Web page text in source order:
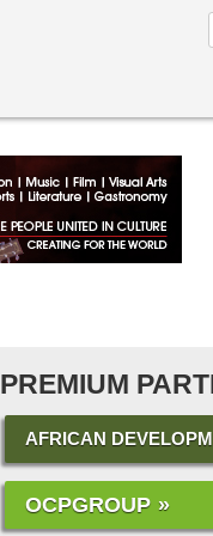
PREMIUM
AFRICAN
OCPGROUP